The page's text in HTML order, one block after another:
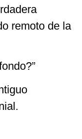
remoto de la